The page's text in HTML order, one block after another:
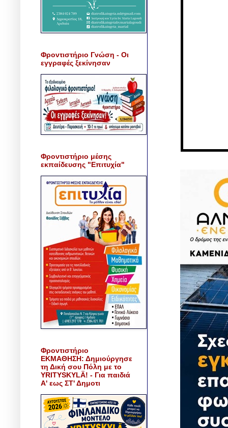
Φροντιστήριο Γνώση - Οι
εγγραφές ξεκίνησαν
Φροντιστήριο μέσης
εκπαίδευσης "Επιτυχία"
Φροντιστήριο
ΕΚΜΑΘΗΣΗ: Δημιούργησε
τη Δική σου Πόλη με το
YRITYSKYLÄ! - Για παιδιά
Α' εως ΣΤ' Δημοτι